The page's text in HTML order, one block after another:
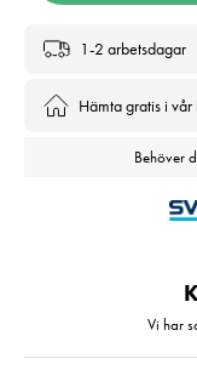
1-2 arbetsdagar
Hämta gratis i
Behöver
Vi har